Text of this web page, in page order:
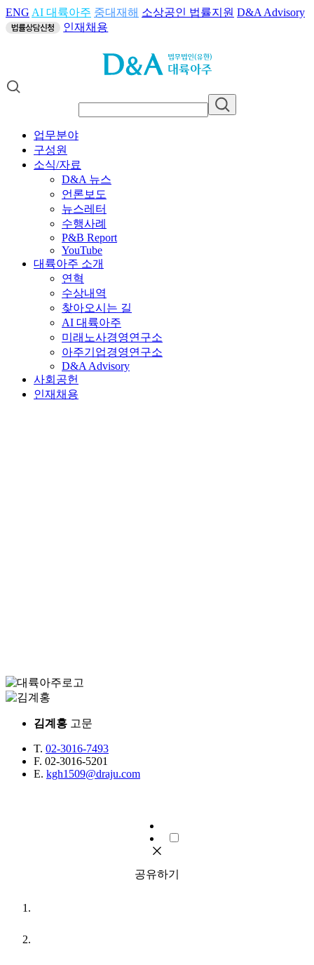
ENG AI 대륙아주 중대재해 소상공인 법률지원 D&A Advisory
인재채용
업무분야
구성원
소식/자료
D&A 뉴스
언론보도
뉴스레터
수행사례
P&B Report
YouTube
대륙아주 소개
연혁
수상내역
찾아오시는 길
AI 대륙아주
미래노사경영연구소
아주기업경영연구소
D&A Advisory
사회공헌
인재채용
김계홍 고문
T. 02-3016-7493
F. 02-3016-5201
E. kgh1509@draju.com
공유하기